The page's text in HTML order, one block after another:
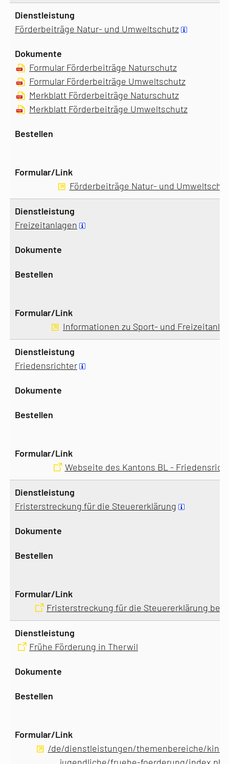
Förderbeiträge Natur- und Umweltschutz
Formular Förderbeiträge Naturschutz
Formular Förderbeiträge Umweltschutz
Merkblatt Förderbeiträge Naturschutz
Merkblatt Förderbeiträge Umweltschutz
Förderbeiträge Natur- und
Freizeitanlagen
Informationen zu Sport- und
Friedensrichter
Webseite des Kantons BL -
Fristerstreckung für die Steuererklärung
Fristerstreckung für die Steuererklärung
Frühe Förderung in Therwil
/de/dienstleistungen/themenbereiche/